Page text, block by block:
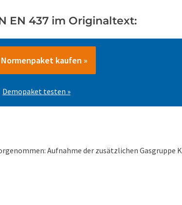
EN 437 im Originaltext:
Normenpaket kaufen »
Demopaket testen »
Aufnahme der zusätzlichen Gasgruppe K